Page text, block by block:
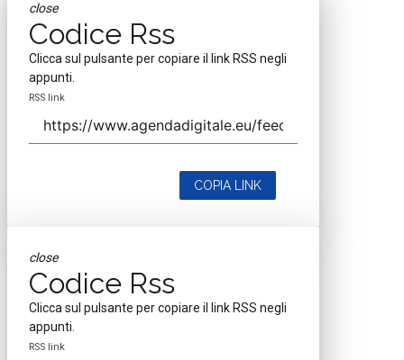
close
Codice Rss
Clicca sul pulsante per copiare il link RSS negli
appunti.
RSS link
COPIA LINK
close
Codice Rss
Clicca sul pulsante per copiare il link RSS negli
appunti.
RSS link